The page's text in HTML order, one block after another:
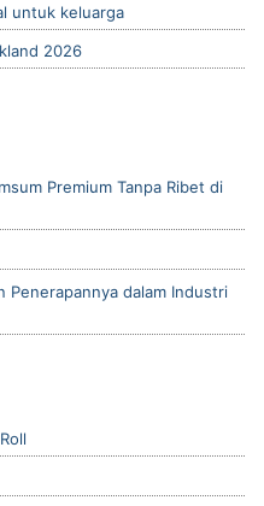
untuk keluarga
2026
Premium Tanpa Ribet di
Penerapannya dalam Industri